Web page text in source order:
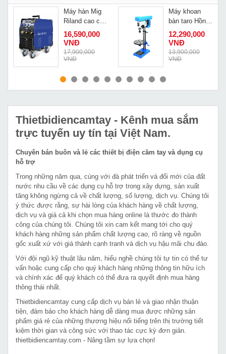
MUA NGAY
Máy hàn Mig
Riland cao cấp
NBC-300GW
16,590,000
VNĐ
17,900,000
VNĐ
MUA NGAY
Máy khoan
bàn taro Hồng
Ký HK-KC12T
12,290,000
VNĐ
13,900,000
VNĐ
Thietbidiencamtay - Kênh mua sắm
trực tuyến uy tín tại Việt Nam.
Chuyên bán buôn và lẻ các thiết bị điện cầm tay và dụng cụ
hỗ trợ
Trong những năm qua, cùng với đà phát triển và đổi mới của đất
nước nhu cầu về các dụng cụ hỗ trợ trong xây dựng, sản xuất
tăng không ngừng cả về chất lượng, số lượng, dịch vụ. Chúng tôi
ý thức được rằng, sự hài lòng của khách hàng về chất lượng,
dịch vụ và giá cả khi chọn mua hàng online là thước đo thành
công của chúng tôi. Chúng tôi xin cam kết mang tới cho quý
khách hàng những sản phẩm chất lượng cao, rõ ràng về nguồn
gốc xuất xứ với giá thành cạnh tranh và dịch vụ hậu mãi chu đáo.
Với đội ngũ kỹ thuật lâu năm, hiểu nghề chúng tôi tự tin có thể tư
vấn hoặc cung cấp cho quý khách hàng những thông tin hữu ích
và chính xác để quý khách có thể đưa ra quyết định mua hàng
thông thái nhất.
Thietbidiencamtay cung cấp dịch vụ bán lẻ và giao nhận thuận
tiện, đảm bảo cho khách hàng dễ dàng mua được những sản
phẩm giá rẻ của những thương hiệu nổi tiếng trên thị trường tiết
kiệm thời gian và công sức với thao tác cực kỳ đơn giản.
thietbidiencamtay.com - Nâng tầm sự lựa chọn!